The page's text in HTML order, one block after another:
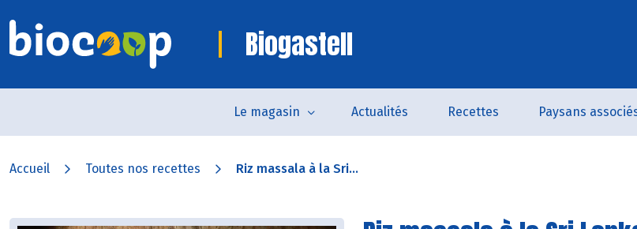
Biogastell
Le magasin Actualités Recettes Paysans
Accueil Toutes nos recettes Riz massala à la Sri...